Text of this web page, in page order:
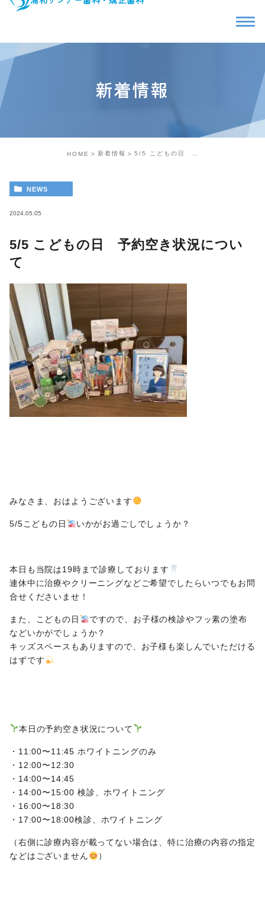
新着情報
HOME 新着情報 5/5 こどもの日 予約空き状況について
NEWS
2024.05.05
5/5 こどもの日 予約空き状況につい
て
みなさま、おはようございます
5/5こどもの日 いかがお過ごしでしょうか？
本日も当院は19時まで診療しております
連休中に治療やクリーニングなどご希望でしたらいつでもお問
合せくださいませ！
また、こどもの日
ですので、お子様の検診やフッ素の塗布
などいかがでしょうか？
キッズスペースもありますので、お子様も楽しんでいただける
はずです
本日の予約空き状況について
・11:00〜11:45 ホワイトニングのみ
・12:00〜12:30
・14:00〜14:45
・14:00〜15:00 検診、ホワイトニング
・16:00〜18:30
・17:00〜18:00検診、ホワイトニング
（右側に診療内容が載ってない場合は、特に治療の内容の指定
などはございません
）